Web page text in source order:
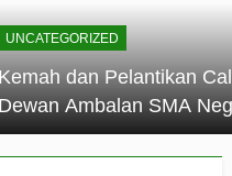
UNCATEGORIZED
Kemah dan Pelantikan
Dewan Ambalan SMA
Purworejo:
Disiplin,